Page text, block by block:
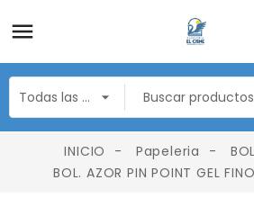
INICIO Papeleria
BOL. AZOR PIN POINT GEL